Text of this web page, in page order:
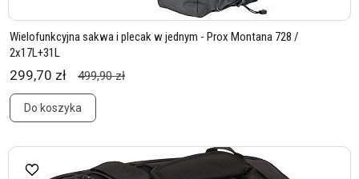
Wielofunkcyjna sakwa i plecak w jednym - Prox Montana 728 /
2x17L+31L
299,70 zł 499,90 zł
Do koszyka